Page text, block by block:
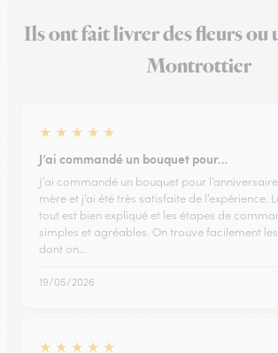
Ils ont fait livrer des fleurs ou
Montrottier
★ ★ ★ ★ ★
J’ai commandé un bouquet pour…
J’ai commandé un bouquet pour
mère et j’ai été très satisfaite de l’expérience.
tout est bien expliqué et les étapes de
simples et agréables. On trouve facilement
dont on…
19/05/2026
★ ★ ★ ★ ★